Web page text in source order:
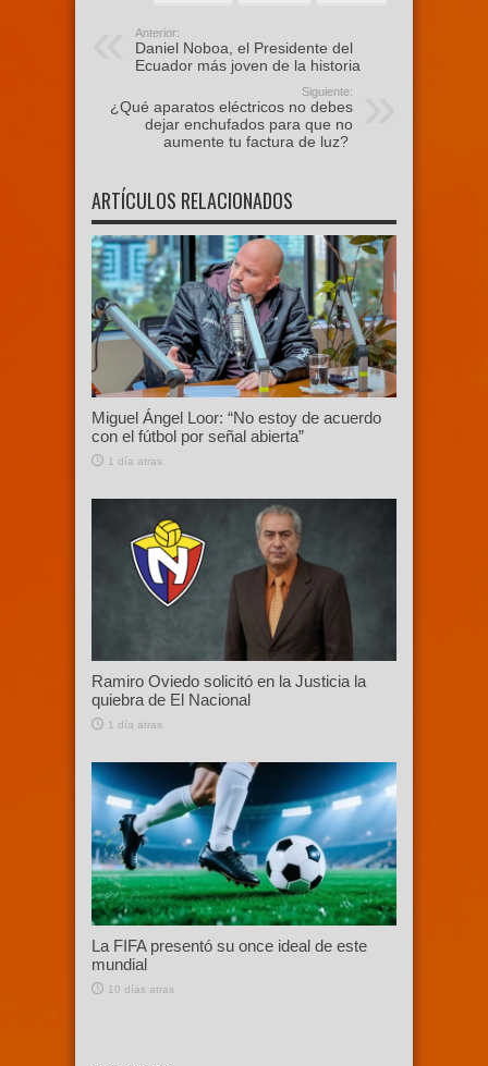
Anterior:
Daniel Noboa, el Presidente del
Ecuador más joven de la historia
Siguiente:
¿Qué aparatos eléctricos no debes
dejar enchufados para que no
aumente tu factura de luz?
ARTÍCULOS RELACIONADOS
Miguel Ángel Loor: “No estoy de acuerdo
con el fútbol por señal abierta”
1 día atras
Ramiro Oviedo solicitó en la Justicia la
quiebra de El Nacional
1 día atras
La FIFA presentó su once ideal de este
mundial
10 días atras